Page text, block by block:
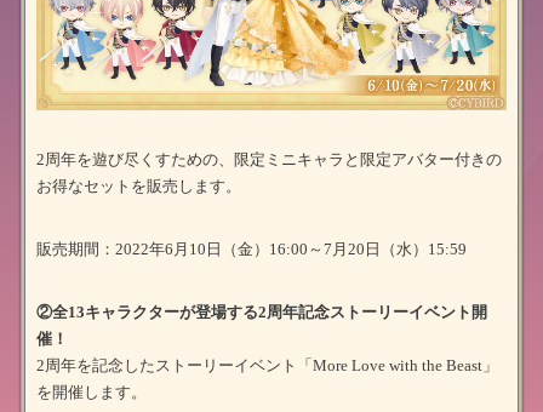
2周年を遊び尽くすための、限定ミニキャラと限定アバター付きの
お得なセットを販売します。
販売期間：2022年6月10日（金）16:00～7月20日（水）15:59
②全13キャラクターが登場する2周年記念ストーリーイベント開
催！
2周年を記念したストーリーイベント「More Love with the Beast」
を開催します。